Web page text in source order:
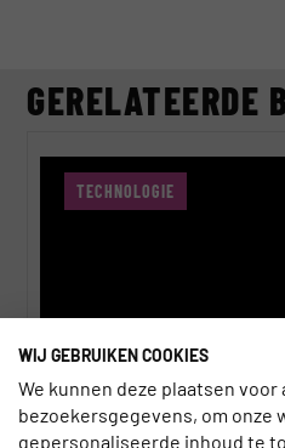
GERELATEERDE
TECHNOLOGIE
WIJ GEBRUIKEN COOKIES
We kunnen deze plaatsen voor
bezoekersgegevens, om onze
gepersonaliseerde inhoud te